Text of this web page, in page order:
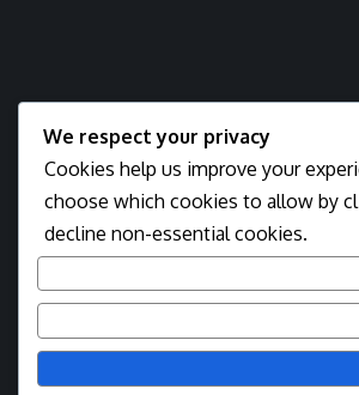
We respect your privacy
Cookies help us improve your
choose which cookies to allow by
decline non-essential cookies.